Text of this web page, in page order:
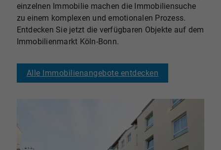
einzelnen Immobilie machen die Immobiliensuche
zu einem komplexen und emotionalen Prozess.
Entdecken Sie jetzt die verfügbaren Objekte auf dem
Immobilienmarkt Köln-Bonn.
Alle Immobilienangebote entdecken